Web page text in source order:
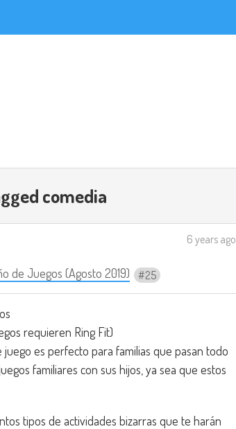
comedia
de Juegos (Agosto 2019) 25
6 years ago
requieren Ring Fit)
juego es perfecto para familias que pasan todo
familiares con sus hijos, ya sea que estos
tipos de actividades bizarras que te harán